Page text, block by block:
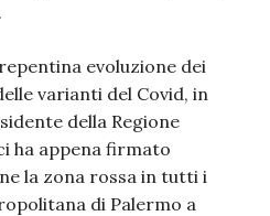
evoluzione dei
varianti del Covid, in
della Regione
ha appena firmato
la zona rossa in tutti i
di Palermo a